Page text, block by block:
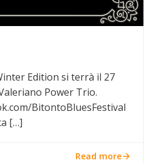
Edition si terrà il 27
Power Trio.
BitontoBluesFestival
[…]
Read more